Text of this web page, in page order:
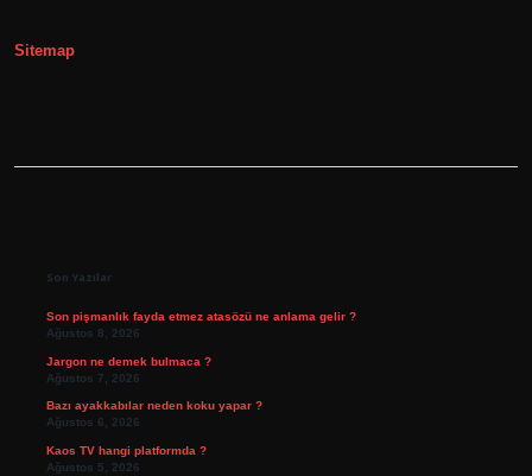
Sitemap
Son Yazılar
Son pişmanlık fayda etmez atasözü ne anlama gelir ?
Ağustos 8, 2026
Jargon ne demek bulmaca ?
Ağustos 7, 2026
Bazı ayakkabılar neden koku yapar ?
Ağustos 6, 2026
Kaos TV hangi platformda ?
Ağustos 5, 2026